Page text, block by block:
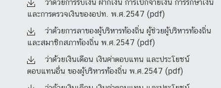
ว่าด้วยการรับเงิน ฝากเงิน การเบิกจ่ายเงิน การรักษาเงิน
และการตรวจเงินของอปท. พ.ศ.2547 (pdf)
ว่าด้วยการลาของผู้บริหารท้องถิ่น ผู้ช่วยผู้บริหารท้องถิ่น
และสมาชิกสภาท้องถิ่น พ.ศ.2547 (pdf)
ว่าด้วยเงินเดือน เงินค่าตอบแทน และประโยชน์
ตอบแทนอื่น ของผู้บริหารท้องถิ่น พ.ศ.2547 (pdf)